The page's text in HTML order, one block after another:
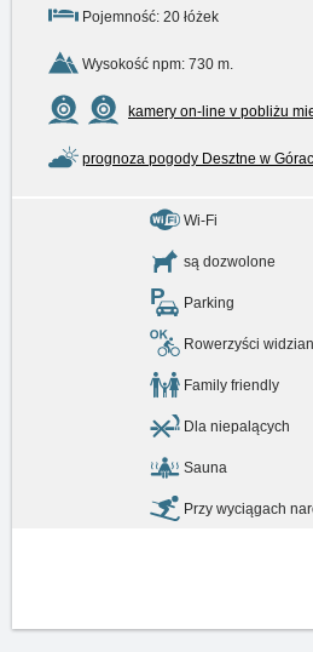
Pojemność: 20 łóżek
Wysokość npm: 730 m.
kamery on-line v pobliżu
prognoza pogody Desztne w
Wi-Fi
są dozwolone
Parking
Rowerzyści
Family friendly
Dla niepalących
Sauna
Przy wyciągach